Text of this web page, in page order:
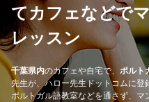
てカフェなどで
レッスン
千葉県内のカフェや自宅で、 ポルト
先生が、ハロー先生ドットコムに登
ポルトガル語教室などを通さず、